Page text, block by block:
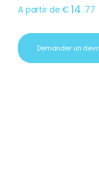
A partir de € 14 .77
Demander un